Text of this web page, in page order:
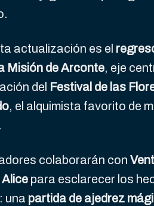
actualización es el
Misión de Arconte, eje
del Festival de las
, el alquimista favorito de
.
colaborarán con
Alice para esclarecer los
una partida de ajedrez